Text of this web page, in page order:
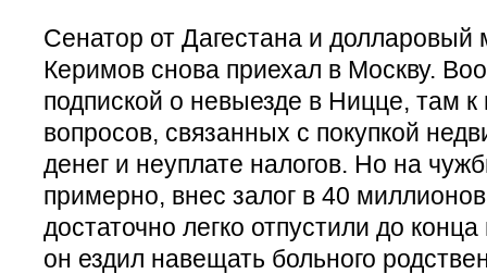
Сенатор от Дагестана и
Керимов снова приехал в Москву.
подпиской о невыезде в Ницце, там к
вопросов, связанных с покупкой
денег и неуплате налогов. Но на
примерно, внес залог в 40
достаточно легко отпустили до
он ездил навещать больного